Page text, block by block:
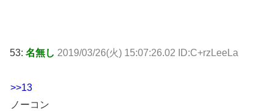
53: 名無し 2019/03/26(火) 15:07:26.02 ID:C+rzLeeLa
>>13
ノーコン